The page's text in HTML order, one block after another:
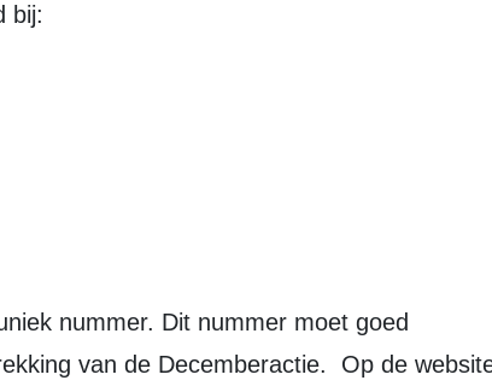
bij:
nummer. Dit nummer moet goed
van de Decemberactie. Op de